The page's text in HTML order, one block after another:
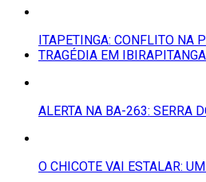
ITAPETINGA: CONFLITO NA
TRAGÉDIA EM
ALERTA NA BA-263: SERRA
O CHICOTE VAI ESTALAR: